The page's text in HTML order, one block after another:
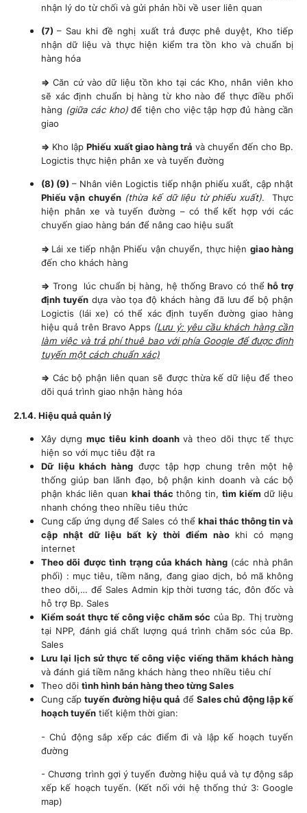
nhận lý do từ chối và gửi phản hồi về user liên quan
(7)– Sau khi đề nghị xuất trả được phê duyệt, Kho tiếp
nhận dữ liệu và thực hiện kiểm tra tồn kho và chuẩn bị
hàng hóa
=> Căn cứ vào dữ liệu tồn kho tại các Kho, nhân viên kho
sẽ xác định chuẩn bị hàng từ kho nào để thực điều phối
hàng (giữa các kho)để tiện cho việc tập hợp đủ hàng cần
giao
=> Kho lập Phiếu xuất giao hàng trả và chuyển đến cho Bp.
Logictis thực hiện phân xe và tuyến đường
(8) (9) – Nhân viên Logictis tiếp nhận phiếu xuất, cập nhật
Phiếu vận chuyển (thừa kế dữ liệu từ phiếu xuất). Thực
hiện phân xe và tuyến đường – có thể kết hợp với các
chuyến giao hàng bán để nâng cao hiệu suất
=> Lái xe tiếp nhận Phiếu vận chuyển, thực hiện giao hàng
đến cho khách hàng
=> Trong lúc chuẩn bị hàng, hệ thống Bravo có thểhỗ trợ
định tuyếndựa vào tọa độ khách hàng đã lưu để bộ phận
Logictis (lái xe) có thể xác định tuyến đường giao hàng
hiệu quả trên Bravo Apps (Lưu ý: yêu cầu khách hàng cần
làm việc và trả phí thuê bao với phía Google để được định
tuyến một cách chuẩn xác)
=> Các bộ phận liên quan sẽ được thừa kế dữ liệu để theo
dõi quá trình giao nhận hàng hóa
2.1.4. Hiệu quả quản lý
Xây dựng mục tiêu kinh doanhvà theo dõi thực tế thực
hiện so với mục tiêu đặt ra
Dữ liệu khách hàng được tập hợp chung trên một hệ
thống giúp ban lãnh đạo, bộ phận kinh doanh và các bộ
phận khác liên quan khai thác thông tin, tìm kiếm dữ liệu
nhanh chóng theo nhiều tiêu thức
Cung cấp ứng dụng để Sales có thể khai thác thông tin và
cập nhật dữ liệu bất kỳ thời điểm nàokhi có mạng
internet
Theo dõi được tình trạng của khách hàng(các nhà phân
phối) : mục tiêu, tiềm năng, đang giao dịch, bỏ mã không
theo dõi,… để Sales Admin kịp thời tương tác, đôn đốc và
hỗ trợ Bp. Sales
Kiểm soát thực tế công việc chăm sóc của Bp. Thị trường
tại NPP, đánh giá chất lượng quá trình chăm sóc của Bp.
Sales
Lưu lại lịch sử thực tế công việc viếng thăm khách hàng
và đánh giá tiềm năng khách hàng theo nhiều tiêu chí
Theo dõi tình hình bán hàng theo từng Sales
Cung cấptuyến đường hiệu quả đểSales chủ động lập kế
hoạch tuyến tiết kiệm thời gian:
- Chủ động sắp xếp các điểm đi và lập kế hoạch tuyến
đường
- Chương trình gợi ý tuyến đường hiệu quả và tự động sắp
xếp kế hoạch tuyến. (Kết nối với hệ thống thứ 3: Google
map)